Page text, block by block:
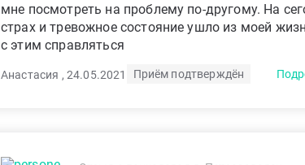
мне посмотреть на проблему по-другому. На
страх и тревожное состояние ушло из моей
с этим справляться
Анастасия , 24.05.2021 Приём подтверждён